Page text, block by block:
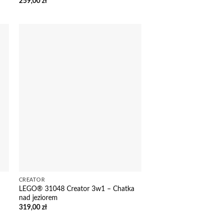
CREATOR
LEGO® 31048 Creator 3w1 – Chatka
nad jeziorem
319,00 zł